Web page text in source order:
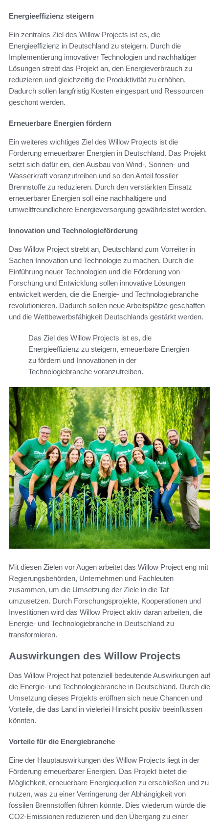
Energieeffizienz steigern
Ein zentrales Ziel des Willow Projects ist es, die
Energieeffizienz in Deutschland zu steigern. Durch die
Implementierung innovativer Technologien und nachhaltiger
Lösungen strebt das Projekt an, den Energieverbrauch zu
reduzieren und gleichzeitig die Produktivität zu erhöhen.
Dadurch sollen langfristig Kosten eingespart und Ressourcen
geschont werden.
Erneuerbare Energien fördern
Ein weiteres wichtiges Ziel des Willow Projects ist die
Förderung erneuerbarer Energien in Deutschland. Das Projekt
setzt sich dafür ein, den Ausbau von Wind-, Sonnen- und
Wasserkraft voranzutreiben und so den Anteil fossiler
Brennstoffe zu reduzieren. Durch den verstärkten Einsatz
erneuerbarer Energien soll eine nachhaltigere und
umweltfreundlichere Energieversorgung gewährleistet werden.
Innovation und Technologieförderung
Das Willow Project strebt an, Deutschland zum Vorreiter in
Sachen Innovation und Technologie zu machen. Durch die
Einführung neuer Technologien und die Förderung von
Forschung und Entwicklung sollen innovative Lösungen
entwickelt werden, die die Energie- und Technologiebranche
revolutionieren. Dadurch sollen neue Arbeitsplätze geschaffen
und die Wettbewerbsfähigkeit Deutschlands gestärkt werden.
Das Ziel des Willow Projects ist es, die
Energieeffizienz zu steigern, erneuerbare Energien
zu fördern und Innovationen in der
Technologiebranche voranzutreiben.
Mit diesen Zielen vor Augen arbeitet das Willow Project eng mit
Regierungsbehörden, Unternehmen und Fachleuten
zusammen, um die Umsetzung der Ziele in die Tat
umzusetzen. Durch Forschungsprojekte, Kooperationen und
Investitionen wird das Willow Project aktiv daran arbeiten, die
Energie- und Technologiebranche in Deutschland zu
transformieren.
Auswirkungen des Willow Projects
Das Willow Project hat potenziell bedeutende Auswirkungen auf
die Energie- und Technologiebranche in Deutschland. Durch die
Umsetzung dieses Projekts eröffnen sich neue Chancen und
Vorteile, die das Land in vielerlei Hinsicht positiv beeinflussen
könnten.
Vorteile für die Energiebranche
Eine der Hauptauswirkungen des Willow Projects liegt in der
Förderung erneuerbarer Energien. Das Projekt bietet die
Möglichkeit, erneuerbare Energiequellen zu erschließen und zu
nutzen, was zu einer Verringerung der Abhängigkeit von
fossilen Brennstoffen führen könnte. Dies wiederum würde die
CO2-Emissionen reduzieren und den Übergang zu einer